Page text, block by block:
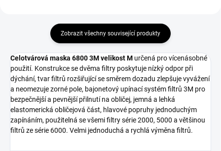
Zobrazit všechny související produkty
Celotvárová maska ​​6800 3M velikost M určená provícenásobné
použití. Konstrukce se dvěma filtry poskytuje nízký odpor při
dýchání, tvar filtrů rozšiřující se směrem dozadu zlepšuje vyvážení
a neomezuje zorné pole, bajonetový upínací systém filtrů 3M pro
bezpečnější a pevnější přilnutí na obličej, jemná a lehká
elastomerická obličejová část, hlavové popruhy jednoduchým
zapínáním, použitelná se všemi filtry série 2000, 5000 a většinou
filtrů ze série 6000. Velmi jednoduchá a rychlá výměna filtrů.